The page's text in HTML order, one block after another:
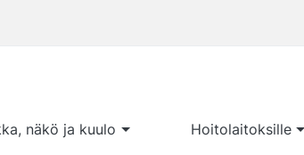
näkö ja kuulo Hoitolaitoksille